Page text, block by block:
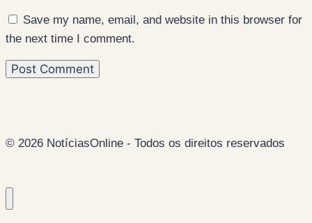
Save my name, email, and website in this browser for
the next time I comment.
© 2026 NotíciasOnline - Todos os direitos reservados